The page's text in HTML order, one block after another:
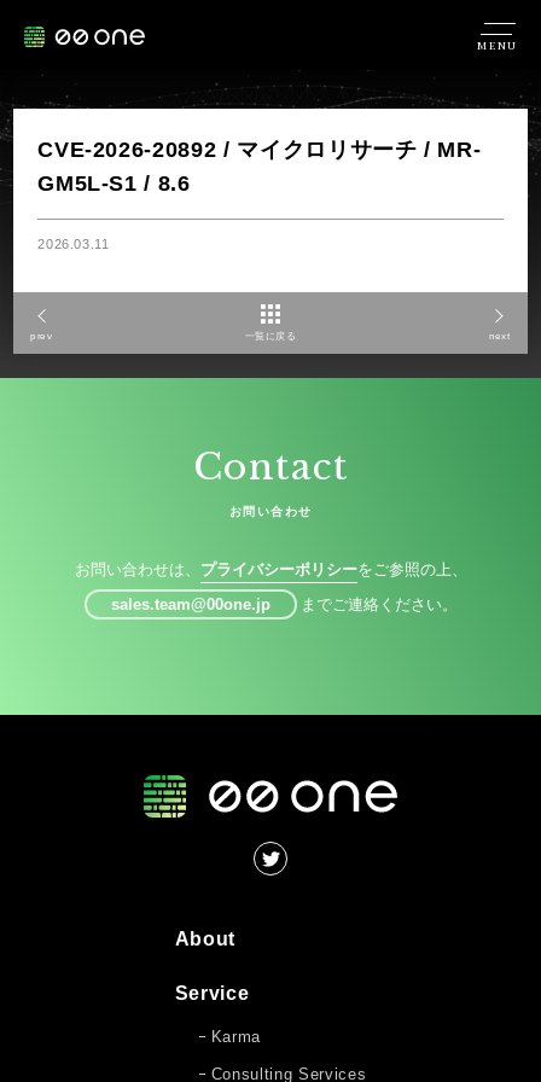
MENU
CVE-2026-20892 / マイクロリサーチ / MR-
GM5L-S1 / 8.6
2026.03.11
prev 一覧に戻る next
Contact
お問い合わせ
お問い合わせは、 プライバシーポリシーをご参照の上、
sales.team@00one.jp
までご連絡ください。
About
Service
Karma
Consulting Services